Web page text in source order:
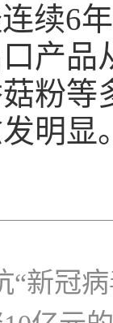
续6年
产品
粉
明显
“新冠